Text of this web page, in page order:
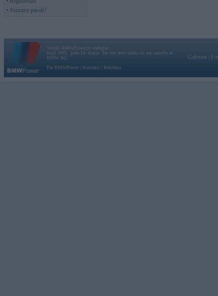
• Aizmirsi paroli?
Vortāls BMWPower.lv darbojas
kopš 2002. gada 14. maija. Tas nav auto klubs un nav saistīts ar
BMW AG.
Par BMWPower
Kontakti Reklāma
Galvena